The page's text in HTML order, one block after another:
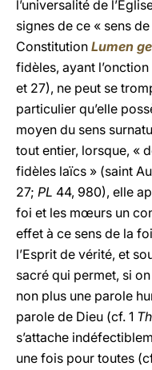
l’universalité de
signes de ce « sens
Constitution Lumen
fidèles, ayant
et 27), ne peut se
particulier qu’elle
moyen du sens
tout entier, lorsque, «
fidèles laïcs » (saint
27; PL 44, 980), elle
foi et les mœurs un
effet à ce sens de la
l’Esprit de vérité, et
sacré qui permet, si
non plus une parole
parole de Dieu (cf. 1 Th
s’attache
une fois pour toutes